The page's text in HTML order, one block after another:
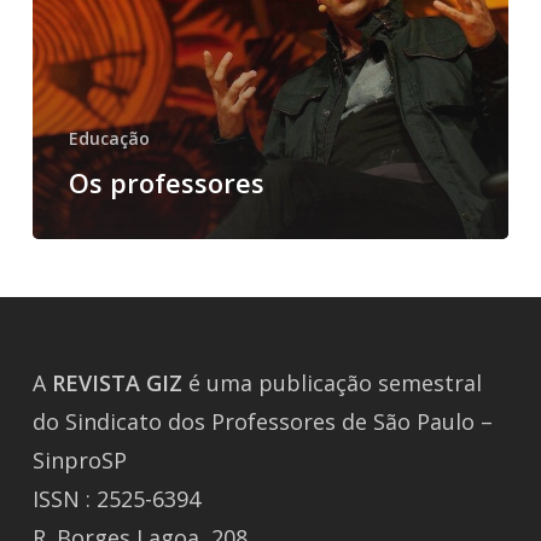
Educação
Os professores
A REVISTA GIZ é uma publicação semestral
do Sindicato dos Professores de São Paulo –
SinproSP
ISSN : 2525-6394